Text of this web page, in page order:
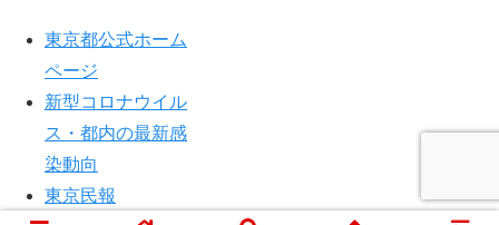
東京都公式ホーム
ページ
新型コロナウイル
ス・都内の最新感
染動向
東京民報